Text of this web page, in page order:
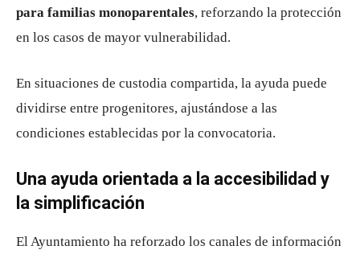
para familias monoparentales, reforzando la protección
en los casos de mayor vulnerabilidad.
En situaciones de custodia compartida, la ayuda puede
dividirse entre progenitores, ajustándose a las
condiciones establecidas por la convocatoria.
Una ayuda orientada a la accesibilidad y
la simplificación
El Ayuntamiento ha reforzado los canales de información